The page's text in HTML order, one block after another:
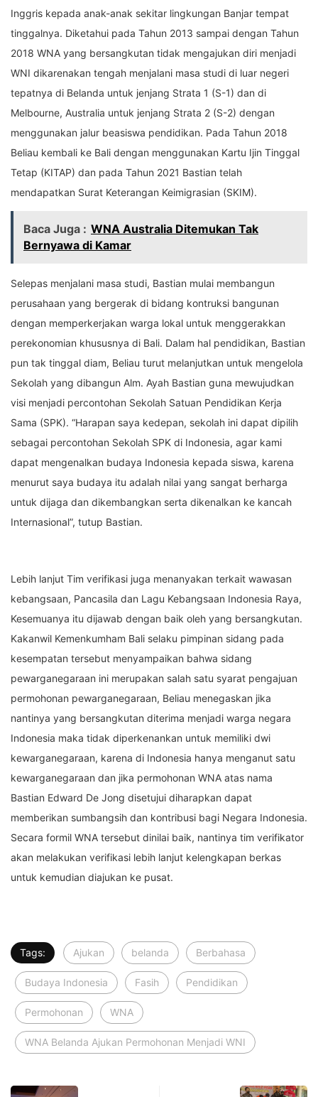
Inggris kepada anak-anak sekitar lingkungan Banjar tempat
tinggalnya. Diketahui pada Tahun 2013 sampai dengan Tahun
2018 WNA yang bersangkutan tidak mengajukan diri menjadi
WNI dikarenakan tengah menjalani masa studi di luar negeri
tepatnya di Belanda untuk jenjang Strata 1 (S-1) dan di
Melbourne, Australia untuk jenjang Strata 2 (S-2) dengan
menggunakan jalur beasiswa pendidikan. Pada Tahun 2018
Beliau kembali ke Bali dengan menggunakan Kartu Ijin Tinggal
Tetap (KITAP) dan pada Tahun 2021 Bastian telah
mendapatkan Surat Keterangan Keimigrasian (SKIM).
Baca Juga : WNA Australia Ditemukan Tak
Bernyawa di Kamar
Selepas menjalani masa studi, Bastian mulai membangun
perusahaan yang bergerak di bidang kontruksi bangunan
dengan memperkerjakan warga lokal untuk menggerakkan
perekonomian khususnya di Bali. Dalam hal pendidikan, Bastian
pun tak tinggal diam, Beliau turut melanjutkan untuk mengelola
Sekolah yang dibangun Alm. Ayah Bastian guna mewujudkan
visi menjadi percontohan Sekolah Satuan Pendidikan Kerja
Sama (SPK). “Harapan saya kedepan, sekolah ini dapat dipilih
sebagai percontohan Sekolah SPK di Indonesia, agar kami
dapat mengenalkan budaya Indonesia kepada siswa, karena
menurut saya budaya itu adalah nilai yang sangat berharga
untuk dijaga dan dikembangkan serta dikenalkan ke kancah
Internasional”, tutup Bastian.
Lebih lanjut Tim verifikasi juga menanyakan terkait wawasan
kebangsaan, Pancasila dan Lagu Kebangsaan Indonesia Raya,
Kesemuanya itu dijawab dengan baik oleh yang bersangkutan.
Kakanwil Kemenkumham Bali selaku pimpinan sidang pada
kesempatan tersebut menyampaikan bahwa sidang
pewarganegaraan ini merupakan salah satu syarat pengajuan
permohonan pewarganegaraan, Beliau menegaskan jika
nantinya yang bersangkutan diterima menjadi warga negara
Indonesia maka tidak diperkenankan untuk memiliki dwi
kewarganegaraan, karena di Indonesia hanya menganut satu
kewarganegaraan dan jika permohonan WNA atas nama
Bastian Edward De Jong disetujui diharapkan dapat
memberikan sumbangsih dan kontribusi bagi Negara Indonesia.
Secara formil WNA tersebut dinilai baik, nantinya tim verifikator
akan melakukan verifikasi lebih lanjut kelengkapan berkas
untuk kemudian diajukan ke pusat.
Tags: Ajukan belanda Berbahasa
Budaya Indonesia Fasih Pendidikan
Permohonan WNA
WNA Belanda Ajukan Permohonan Menjadi WNI